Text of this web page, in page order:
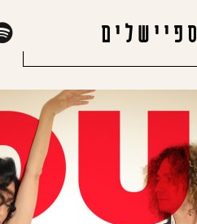
ספיישלים